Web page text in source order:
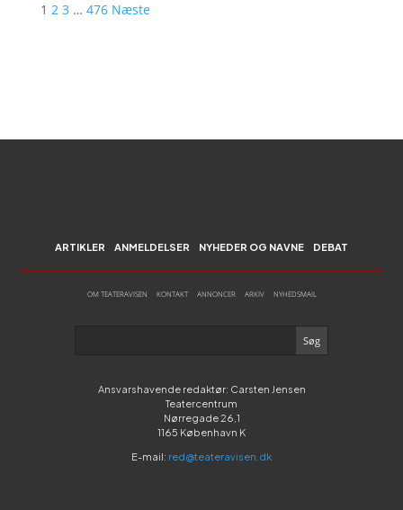
1 2 3 … 476 Næste
ARTIKLER ANMELDELSER NYHEDER OG NAVNE DEBAT
OM TEATERAVISEN KONTAKT ANNONCER ARKIV NYHEDSMAIL
Ansvarshavende redaktør: Carsten Jensen
Teatercentrum
Nørregade 26,1
1165 København K
E-mail: red@teateravisen.dk